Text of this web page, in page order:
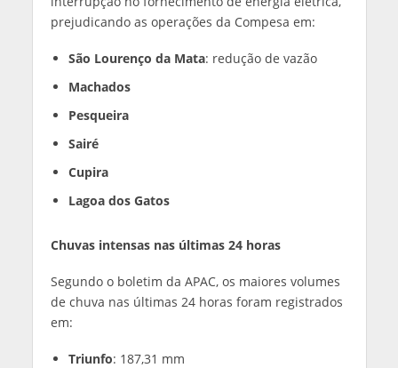
prejudicando as operações da Compesa em:
São Lourenço da Mata: redução de vazão
Machados
Pesqueira
Sairé
Cupira
Lagoa dos Gatos
Chuvas intensas nas últimas 24 horas
Segundo o boletim da APAC, os maiores volumes
de chuva nas últimas 24 horas foram registrados
em:
Triunfo: 187,31 mm